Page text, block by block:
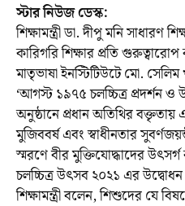
স্টার নিউজ ডেস্ক:
শিক্ষামন্ত্রী ডা. দীপু মনি সাধারণ
কারিগরি শিক্ষার প্রতি
মাতৃভাষা ইনস্টিটিউটে মো.
‘আগস্ট ১৯৭৫ চলচ্চিত্র প্রদর্শন
অনুষ্ঠানে প্রধান অতিথির
মুজিববর্ষ এবং স্বাধীনতার
স্মরণে বীর মুক্তিযোদ্ধাদের
চলচ্চিত্র উৎসব ২০২১ এর
শিক্ষামন্ত্রী বলেন, শিশুদের যে